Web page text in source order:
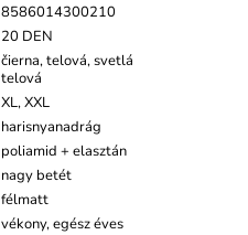
8586014300210
20 DEN
čierna, telová, svetlá
telová
XL, XXL
harisnyanadrág
poliamid + elasztán
nagy betét
félmatt
vékony, egész éves